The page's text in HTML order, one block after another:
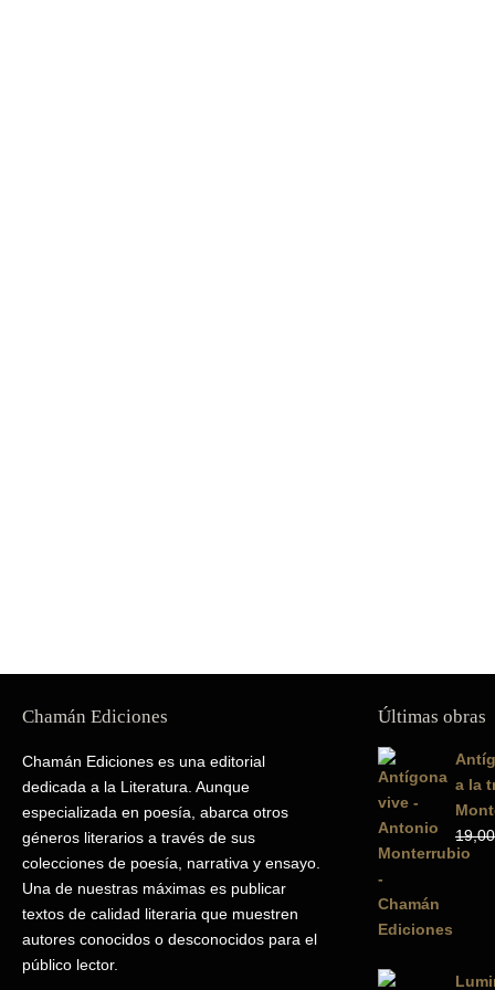
Chamán Ediciones
Chamán Ediciones es una editorial
dedicada a la Literatura. Aunque
especializada en poesía, abarca otros
géneros literarios a través de sus
colecciones de poesía, narrativa y ensayo.
Una de nuestras máximas es publicar
textos de calidad literaria que muestren
autores conocidos o desconocidos para el
público lector.
Últimas obras
a la
19,00